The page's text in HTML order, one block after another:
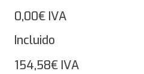
0,00€ IVA
Incluido
154,58€ IVA